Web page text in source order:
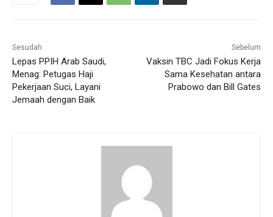
Sesudah
Lepas PPIH Arab Saudi,
Menag: Petugas Haji
Pekerjaan Suci, Layani
Jemaah dengan Baik
Sebelum
Vaksin TBC Jadi Fokus Kerja
Sama Kesehatan antara
Prabowo dan Bill Gates